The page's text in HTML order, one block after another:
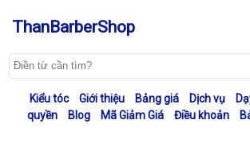
ThanBarberShop
Kiểu tóc Giới thiệu Bảng giá Dịch vụ
quyền
Blog Mã Giảm Giá Điều khoản